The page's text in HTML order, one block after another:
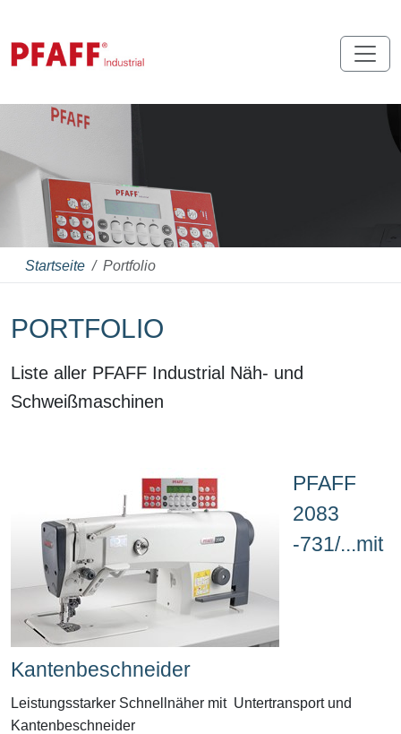
Startseite Portfolio
PORTFOLIO
Liste aller PFAFF Industrial Näh- und
Schweißmaschinen
PFAFF
2083
-731/...mit
Kantenbeschneider
Leistungsstarker Schnellnäher mit Untertransport und
Kantenbeschneider